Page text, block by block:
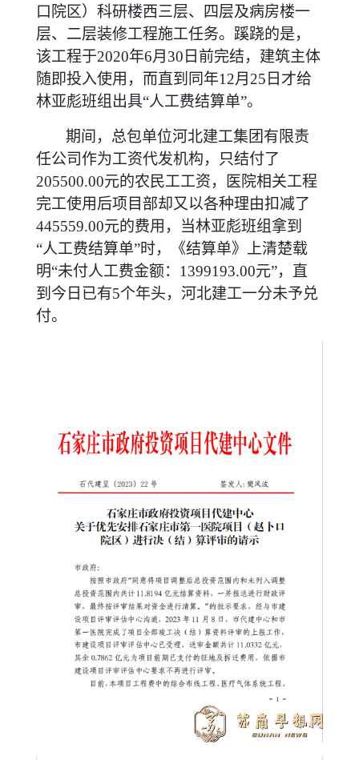
口院区）科研楼西三层、四层及病房楼一
层、二层装修工程施工任务。蹊跷的是，
该工程于2020年6月30日前完结，建筑主体
随即投入使用，而直到同年12月25日才给
林亚彪班组出具“人工费结算单”。
期间，总包单位河北建工集团有限责
任公司作为工资代发机构，只结付了
205500.00元的农民工工资，医院相关工程
完工使用后项目部却又以各种理由扣减了
445559.00元的费用，当林亚彪班组拿到
“人工费结算单”时，《结算单》上清楚载
明“未付人工费金额：1399193.00元”，直
到今日已有5个年头，河北建工一分未予兑
付。